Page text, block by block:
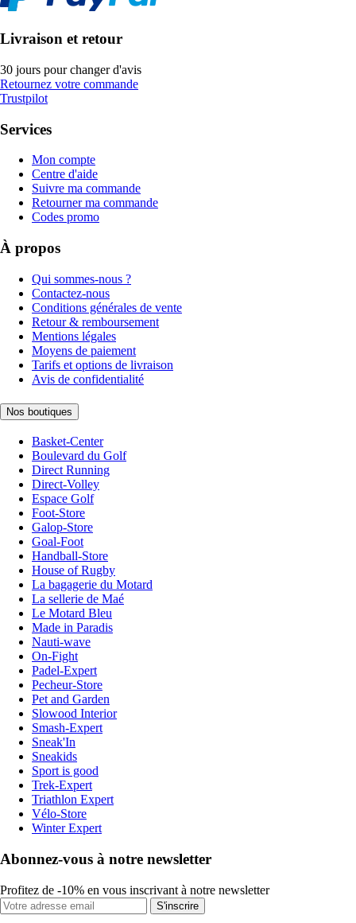
Livraison et retour
30 jours pour changer d'avis
Retournez votre commande
Trustpilot
Services
Mon compte
Centre d'aide
Suivre ma commande
Retourner ma commande
Codes promo
À propos
Qui sommes-nous ?
Contactez-nous
Conditions générales de vente
Retour & remboursement
Mentions légales
Moyens de paiement
Tarifs et options de livraison
Avis de confidentialité
Nos boutiques
Basket-Center
Boulevard du Golf
Direct Running
Direct-Volley
Espace Golf
Foot-Store
Galop-Store
Goal-Foot
Handball-Store
House of Rugby
La bagagerie du Motard
La sellerie de Maé
Le Motard Bleu
Made in Paradis
Nauti-wave
On-Fight
Padel-Expert
Pecheur-Store
Pet and Garden
Slowood Interior
Smash-Expert
Sneak'In
Sneakids
Sport is good
Trek-Expert
Triathlon Expert
Vélo-Store
Winter Expert
Abonnez-vous à notre newsletter
Profitez de -10% en vous inscrivant à notre newsletter
S'inscrire